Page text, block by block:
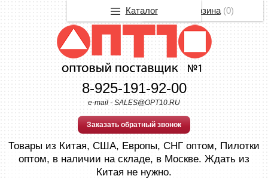
8-925-191-92-00
e-mail - SALES@OPT10.RU
Заказать обратный звонок
Товары из Китая, США, Европы, СНГ оптом, Пилотки
оптом, в наличии на складе, в Москве. Ждать из
Китая не нужно.
Корзина(0)
Каталог